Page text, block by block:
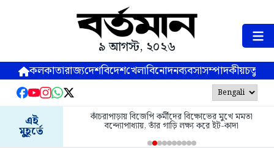
৯ আগস্ট, ২০২৬
কলকাতারাজ্যদেশবিদেশখেলাবিনোদনব্যবসাসম্পাদকীয়
এই
মুহূর্তে
কাঁচরাপাড়ায় বিজেপি কর্মীদের বিক্ষোভের মুখে মমতা
বন্দ্যোপাধ্যায়, তাঁর গাড়ি লক্ষ্য করে ইট-কাদা